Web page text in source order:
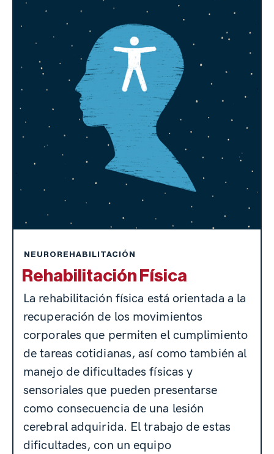
NEUROREHABILITACIÓN
Rehabilitación Física
La rehabilitación física está orientada a la
recuperación de los movimientos
corporales que permiten el cumplimiento
de tareas cotidianas, así como también al
manejo de dificultades físicas y
sensoriales que pueden presentarse
como consecuencia de una lesión
cerebral adquirida. El trabajo de estas
dificultades, con un equipo